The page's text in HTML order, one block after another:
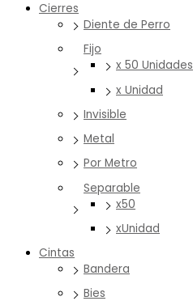
Cierres
Diente de Perro
Fijo
x 50 Unidades
x Unidad
Invisible
Metal
Por Metro
Separable
x50
xUnidad
Cintas
Bandera
Bies